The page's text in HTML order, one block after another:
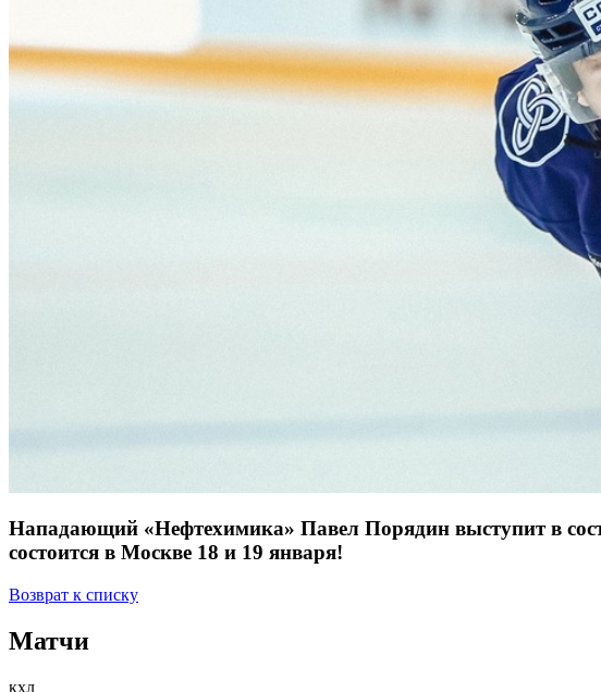
Нападающий «Нефтехимика» Павел Порядин выступит в
состоится в Москве 18 и 19 января!
Возврат к списку
Матчи
кхл